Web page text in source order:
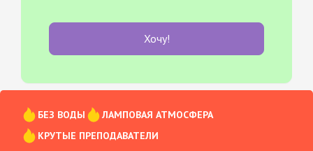
Хочу!
БЕЗ ВОДЫ
ЛАМПОВАЯ АТМОСФЕРА
КРУТЫЕ ПРЕПОДАВАТЕЛИ